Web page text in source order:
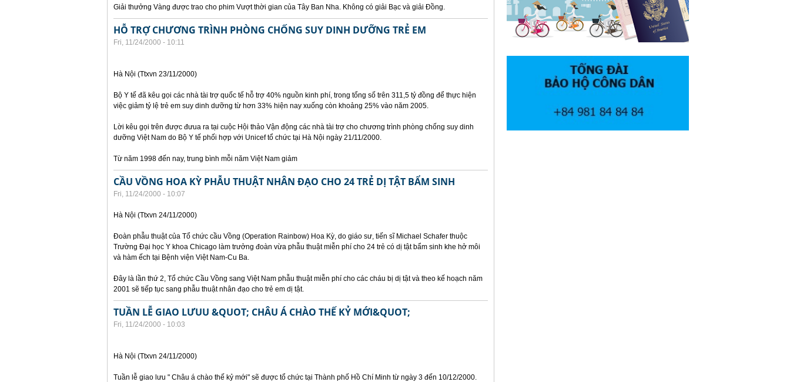
Giải thưởng Vàng được trao cho phim Vượt thời gian của Tây Ban Nha. Không có giải Bạc và giải Đồng.
HỖ TRỢ CHƯƠNG TRÌNH PHÒNG CHỐNG SUY DINH DƯỠNG TRẺ EM
Fri, 11/24/2000 - 10:11
Hà Nội (Ttxvn 23/11/2000)
Bộ Y tế đã kêu gọi các nhà tài trợ quốc tế hỗ trợ 40% nguồn kinh phí, trong tổng số trên 311,5 tỷ đồng để thực hiện
việc giảm tỷ lệ trẻ em suy dinh dưỡng từ hơn 33% hiện nay xuống còn khoảng 25% vào năm 2005.
Lời kêu gọi trên được đưua ra tại cuộc Hội thảo Vận động các nhà tài trợ cho chương trình phòng chống suy dinh
dưỡng Việt Nam do Bộ Y tế phối hợp với Unicef tổ chức tại Hà Nội ngày 21/11/2000.
Từ năm 1998 đến nay, trung bình mỗi năm Việt Nam giảm
CẦU VỒNG HOA KỲ PHẪU THUẬT NHÂN ĐẠO CHO 24 TRẺ DỊ TẬT BẨM SINH
Fri, 11/24/2000 - 10:07
Hà Nội (Ttxvn 24/11/2000)
Đoàn phẫu thuật của Tổ chức cầu Vồng (Operation Rainbow) Hoa Kỳ, do giáo sư, tiến sĩ Michael Schafer thuộc
Trường Đại học Y khoa Chicago làm trưởng đoàn vừa phẫu thuật miễn phí cho 24 trẻ có dị tật bẩm sinh khe hở môi
và hàm ếch tại Bệnh viện Việt Nam-Cu Ba.
Đây là lần thứ 2, Tổ chức Cầu Vồng sang Việt Nam phẫu thuật miễn phí cho các cháu bị dị tật và theo kế hoạch năm
2001 sẽ tiếp tục sang phẫu thuật nhân đạo cho trẻ em dị tật.
TUẦN LỄ GIAO LƯUU &QUOT; CHÂU Á CHÀO THẾ KỶ MỚI&QUOT;
Fri, 11/24/2000 - 10:03
Hà Nội (Ttxvn 24/11/2000)
Tuần lễ giao lưu " Châu á chào thế kỷ mới" sẽ được tổ chức tại Thành phố Hồ Chí Minh từ ngày 3 đến 10/12/2000.